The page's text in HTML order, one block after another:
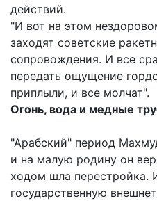
действий.
"И вот на этом
заходят советские
сопровождения. И все
передать ощущение
приплыли, и все молчат".
Огонь, вода и медные
"Арабский" период
и на малую родину он
ходом шла перестройка.
государственную